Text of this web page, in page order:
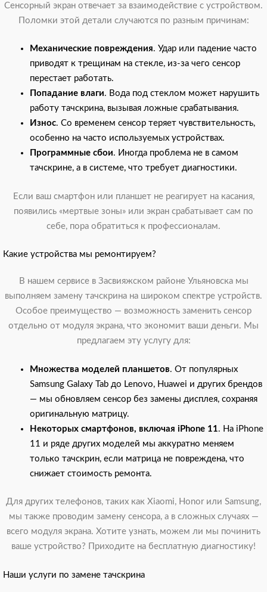
Сенсорный экран отвечает за взаимодействие с устройством.
Поломки этой детали случаются по разным причинам:
Механические повреждения. Удар или падение часто
приводят к трещинам на стекле, из-за чего сенсор
перестает работать.
Попадание влаги. Вода под стеклом может нарушить
работу тачскрина, вызывая ложные срабатывания.
Износ. Со временем сенсор теряет чувствительность,
особенно на часто используемых устройствах.
Программные сбои. Иногда проблема не в самом
тачскрине, а в системе, что требует диагностики.
Если ваш смартфон или планшет не реагирует на касания,
появились «мертвые зоны» или экран срабатывает сам по
себе, пора обратиться к профессионалам.
Какие устройства мы ремонтируем?
В нашем сервисе в Засвияжском районе Ульяновска мы
выполняем замену тачскрина на широком спектре устройств.
Особое преимущество — возможность заменить сенсор
отдельно от модуля экрана, что экономит ваши деньги. Мы
предлагаем эту услугу для:
Множества моделей планшетов. От популярных
Samsung Galaxy Tab до Lenovo, Huawei и других брендов
— мы обновляем сенсор без замены дисплея, сохраняя
оригинальную матрицу.
Некоторых смартфонов, включая iPhone 11. На iPhone
11 и ряде других моделей мы аккуратно меняем
только тачскрин, если матрица не повреждена, что
снижает стоимость ремонта.
Для других телефонов, таких как Xiaomi, Honor или Samsung,
мы также проводим замену сенсора, а в сложных случаях —
всего модуля экрана. Хотите узнать, можем ли мы починить
ваше устройство? Приходите на бесплатную диагностику!
Наши услуги по замене тачскрина